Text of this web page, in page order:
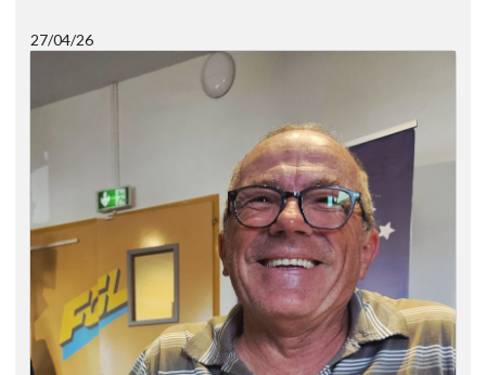
27/04/26